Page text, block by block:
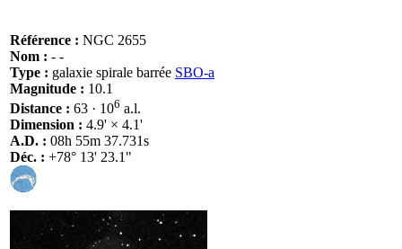
Référence : NGC 2655
Nom : - -
Type : galaxie spirale barrée SBO-a
Magnitude : 10.1
Distance : 63 · 106 a.l.
Dimension : 4.9' × 4.1'
A.D. : 08h 55m 37.731s
Déc. : +78° 13' 23.1"